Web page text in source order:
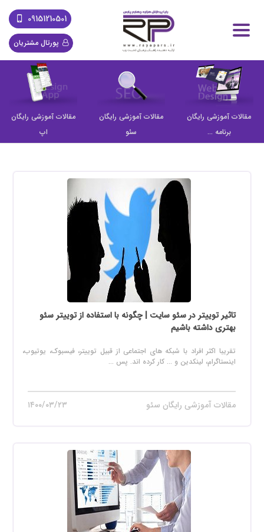
09151210501
پورتال مشتریان
مقالات آموزشی رایگان
اپ
مقالات آموزشی رایگان
سئو
مقالات آموزشی رایگان
برنامه ...
تاثیر توییتر در سئو سایت | چگونه با استفاده از توییتر سئو
بهتری داشته باشیم
تقریبا اکثر افراد با شبکه های اجتماعی از قبیل توییتر، فیسبوک، یوتیوب،
اینستاگرام، لینکدین و ... کار کرده اند. پس ...
مقالات آموزشی رایگان سئو ۱۴۰۰/۰۳/۲۳